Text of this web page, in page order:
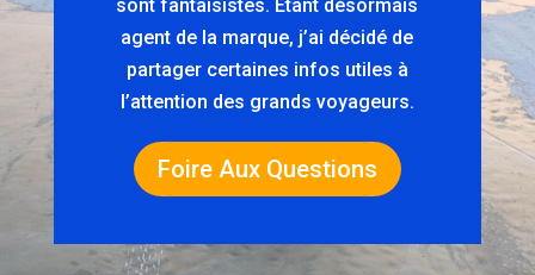
sont fantaisistes. Étant désormais
agent de la marque, j’ai décidé de
partager certaines infos utiles à
l’attention des grands voyageurs.
Foire Aux Questions